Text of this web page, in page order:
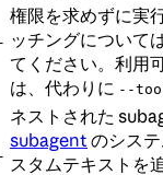
権限を求めずに実
ッチングについて
てください。利用
は、代わりに --
ネストされた
subagentのシス
スタムテキストを